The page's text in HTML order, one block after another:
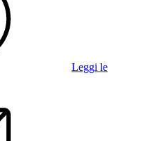
Leggi le